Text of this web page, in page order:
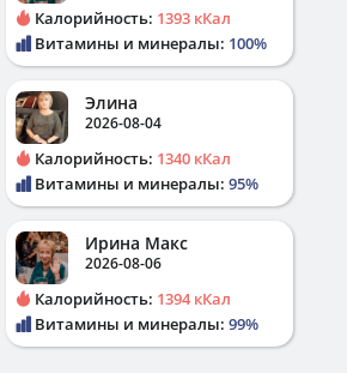
Калорийность: 1393 кКал
Витамины и минералы: 100%
Элина
2026-08-04
Калорийность: 1340 кКал
Витамины и минералы: 95%
Ирина Макс
2026-08-06
Калорийность: 1394 кКал
Витамины и минералы: 99%